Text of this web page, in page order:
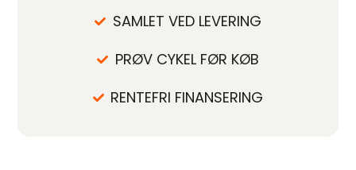
SAMLET VED LEVERING
PRØV CYKEL FØR KØB
RENTEFRI FINANSERING